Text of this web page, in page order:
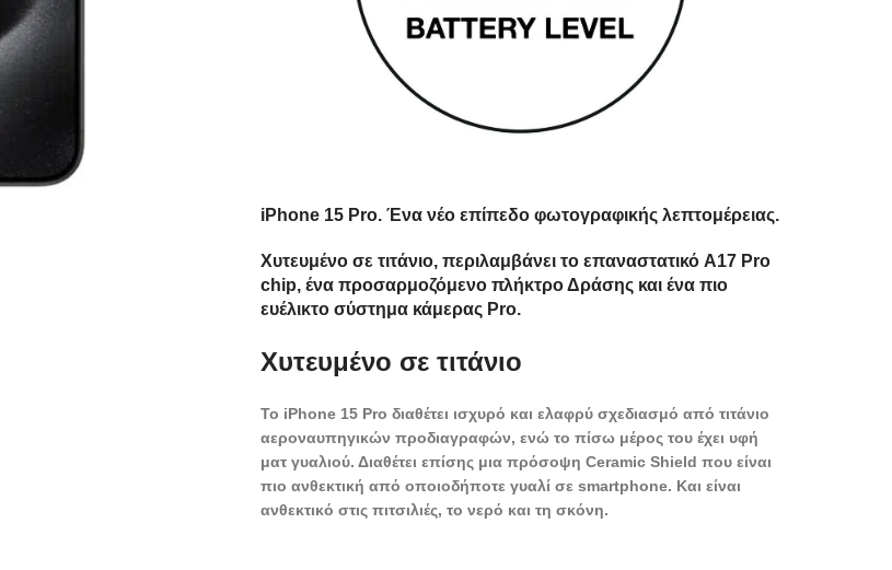
iPhone 15 Pro. Ένα νέο επίπεδο φωτογραφικής λεπτομέρειας.
Χυτευμένο σε τιτάνιο, περιλαμβάνει το επαναστατικό A17 Pro
chip, ένα προσαρμοζόμενο πλήκτρο Δράσης και ένα πιο
ευέλικτο σύστημα κάμερας Pro.
Xυτευμένο σε τιτάνιο
Το iPhone 15 Pro διαθέτει ισχυρό και ελαφρύ σχεδιασμό από τιτάνιο
αεροναυπηγικών προδιαγραφών, ενώ το πίσω μέρος του έχει υφή
ματ γυαλιού. Διαθέτει επίσης μια πρόσοψη Ceramic Shield που είναι
πιο ανθεκτική από οποιοδήποτε γυαλί σε smartphone. Και είναι
ανθεκτικό στις πιτσιλιές, το νερό και τη σκόνη.